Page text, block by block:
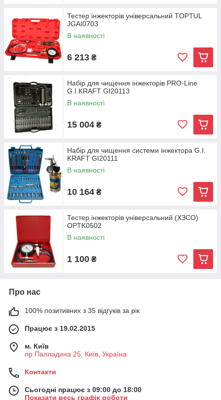
Тестер інжекторів універсальний TOPTUL
JGAI0703
В наявності
6 213 ₴
Набір для чищення інжекторів PRO-Line
G.I.KRAFT GI20113
В наявності
15 004 ₴
Набір для чищення системи інжектора G.I.
KRAFT GI20111
В наявності
10 164 ₴
Тестер інжекторів універсальний (ХЗСО)
OPTK0502
В наявності
1 100 ₴
Про нас
100% позитивних з 35 відгуків за рік
Працює з 19.02.2015
м. Київ
пр.Палладина 25, Київ, Україна
Контакти
Сьогодні працює з 09:00 до 18:00
Показати весь графік роботи